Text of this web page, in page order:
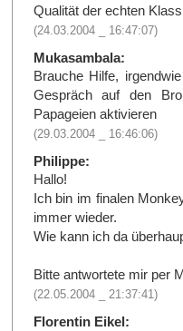
Qualität der echten
(24.03.2004 _ 16:47:07)
Mukasambala:
Brauche Hilfe,
Gespräch auf den
Papageien aktivieren
(29.03.2004 _ 16:46:06)
Philippe:
Hallo!
Ich bin im finalen
immer wieder.
Wie kann ich da
Bitte antwortete mir per
(22.05.2004 _ 21:37:41)
Florentin Eikel: